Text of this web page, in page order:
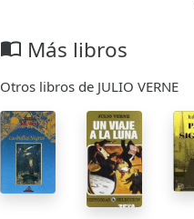
import_contacts Más libros
Otros libros de JULIO VERNE